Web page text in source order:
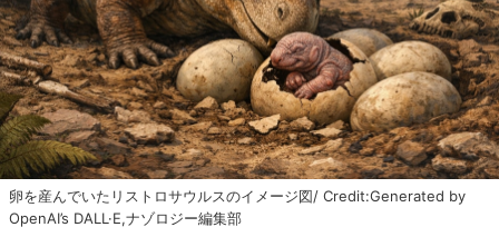
卵を産んでいたリストロサウルスのイメージ図/ Credit:Generated by
OpenAI’s DALL·E,ナゾロジー編集部